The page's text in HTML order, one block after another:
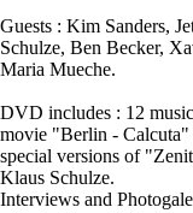
Guests : Kim Sanders,
Schulze, Ben Becker,
Maria Mueche.
DVD includes : 12
movie "Berlin -
special versions of
Klaus Schulze.
Interviews and